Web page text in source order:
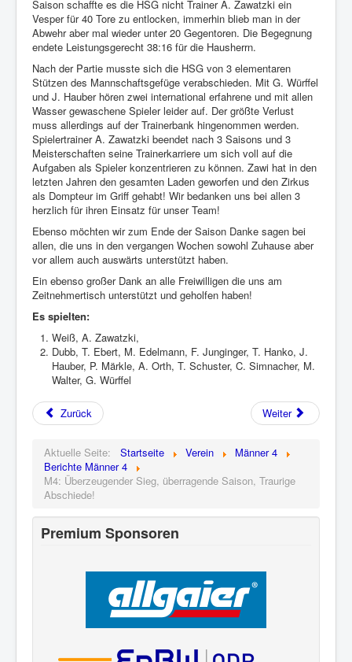
Saison schaffte es die HSG nicht Trainer A. Zawatzki ein
Vesper für 40 Tore zu entlocken, immerhin blieb man in der
Abwehr aber mal wieder unter 20 Gegentoren. Die Begegnung
endete Leistungsgerecht 38:16 für die Hausherrn.
Nach der Partie musste sich die HSG von 3 elementaren
Stützen des Mannschaftsgefüge verabschieden. Mit G. Würffel
und J. Hauber hören zwei international erfahrene und mit allen
Wasser gewaschene Spieler leider auf. Der größte Verlust
muss allerdings auf der Trainerbank hingenommen werden.
Spielertrainer A. Zawatzki beendet nach 3 Saisons und 3
Meisterschaften seine Trainerkarriere um sich voll auf die
Aufgaben als Spieler konzentrieren zu können. Zawi hat in den
letzten Jahren den gesamten Laden geworfen und den Zirkus
als Dompteur im Griff gehabt! Wir bedanken uns bei allen 3
herzlich für ihren Einsatz für unser Team!
Ebenso möchten wir zum Ende der Saison Danke sagen bei
allen, die uns in den vergangen Wochen sowohl Zuhause aber
vor allem auch auswärts unterstützt haben.
Ein ebenso großer Dank an alle Freiwilligen die uns am
Zeitnehmertisch unterstützt und geholfen haben!
Es spielten:
Weiß, A. Zawatzki,
Dubb, T. Ebert, M. Edelmann, F. Junginger, T. Hanko, J.
Hauber, P. Märkle, A. Orth, T. Schuster, C. Simnacher, M.
Walter, G. Würffel
Zurück Weiter
Aktuelle Seite: Startseite Verein
Männer 4
Berichte Männer 4
M4: Überzeugender Sieg, überragende Saison, Traurige
Abschiede!
Premium Sponsoren